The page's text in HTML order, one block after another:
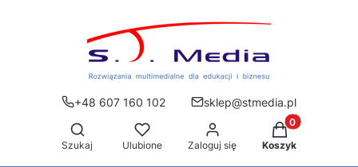
+48 607 160 102
sklep@stmedia.pl
Otwórz wyszukiwarkę
Szukaj Ulubione Zaloguj się
Produkty w
Koszyk